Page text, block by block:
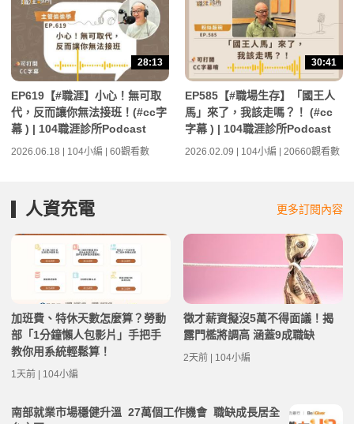
28:13
EP619【#職涯】小心！無可取
代，反而讓你無法接班！(#cc字
幕 ) | 104職涯診所Podcast
2026.06.18 | 104小編 | 60觀看數
30:41
EP585【#職場生存】「國王人
馬」來了，我該走嗎？！ (#cc
字幕 ) | 104職涯診所Podcast
2026.02.09 | 104小編 | 20660觀看數
人資充電 更多訂閱內容
加班費、特休天數怎麼算？勞動
部「1分鐘懶人包影片」手把手
教你用系統輕鬆算！
1天前 | 104小編
徵才薪資擬沒5萬不得面議！揭
露門檻將調高 涵蓋9成職缺
2天前 | 104小編
南部就業市場穩健升溫 27萬個工作機會 職缺成長居全